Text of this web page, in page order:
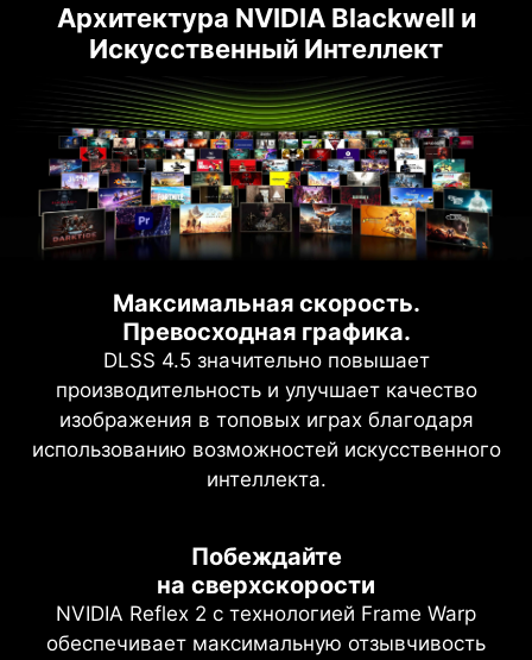
Архитектура NVIDIA Blackwell и
Искусственный Интеллект
Максимальная скорость.
Превосходная графика.
DLSS 4.5 значительно повышает
производительность и улучшает качество
изображения в топовых играх благодаря
использованию возможностей искусственного
интеллекта.
Побеждайте
на сверхскорости
NVIDIA Reflex 2 с технологией Frame Warp
обеспечивает максимальную отзывчивость